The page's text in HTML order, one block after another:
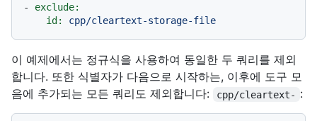
-
exclude:
id:
cpp/cleartext-storage-file
이 예제에서는 정규식을 사용하여 동일한 두 쿼리를 제외
합니다. 또한 식별자가 다음으로 시작하는, 이후에 도구 모
음에 추가되는 모든 쿼리도 제외합니다:
cpp/cleartext- :